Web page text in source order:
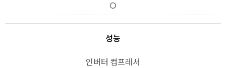
O
성능
인버터 컴프레서